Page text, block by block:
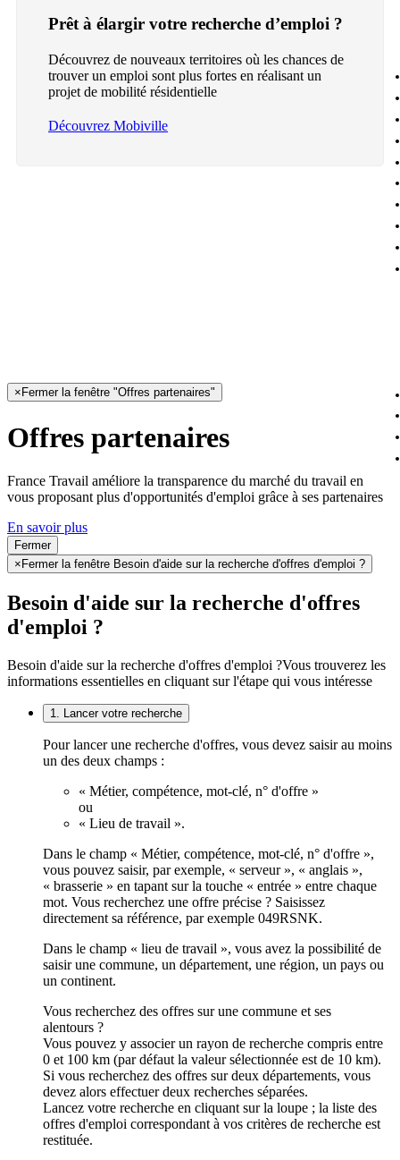
Prêt à élargir votre recherche d’emploi ?
Découvrez de nouveaux territoires où les chances de
trouver un emploi sont plus fortes en réalisant un
projet de mobilité résidentielle
Découvrez Mobiville
× Fermer la fenêtre "Offres partenaires"
Offres partenaires
France Travail améliore la transparence du marché du travail en
vous proposant plus d'opportunités d'emploi grâce à ses partenaires
En savoir plus
Fermer
× Fermer la fenêtre Besoin d'aide sur la recherche d'offres d'emploi ?
Besoin d'aide sur la recherche d'offres
d'emploi ?
Besoin d'aide sur la recherche d'offres d'emploi ?Vous trouverez les
informations essentielles en cliquant sur l'étape qui vous intéresse
1. Lancer votre recherche
Pour lancer une recherche d'offres, vous devez saisir au moins
un des deux champs :
« Métier, compétence, mot-clé, n° d'offre »
ou
« Lieu de travail ».
Dans le champ « Métier, compétence, mot-clé, n° d'offre »,
vous pouvez saisir, par exemple, « serveur », « anglais »,
« brasserie » en tapant sur la touche « entrée » entre chaque
mot. Vous recherchez une offre précise ? Saisissez
directement sa référence, par exemple 049RSNK.
Dans le champ « lieu de travail », vous avez la possibilité de
saisir une commune, un département, une région, un pays ou
un continent.
Vous recherchez des offres sur une commune et ses
alentours ?
Vous pouvez y associer un rayon de recherche compris entre
0 et 100 km (par défaut la valeur sélectionnée est de 10 km).
Si vous recherchez des offres sur deux départements, vous
devez alors effectuer deux recherches séparées.
Lancez votre recherche en cliquant sur la loupe ; la liste des
offres d'emploi correspondant à vos critères de recherche est
restituée.